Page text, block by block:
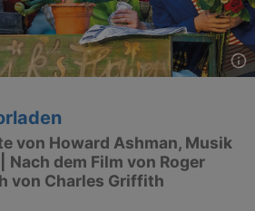
von Howard Ashman, Musik
Nach dem Film von Roger
von Charles Griffith